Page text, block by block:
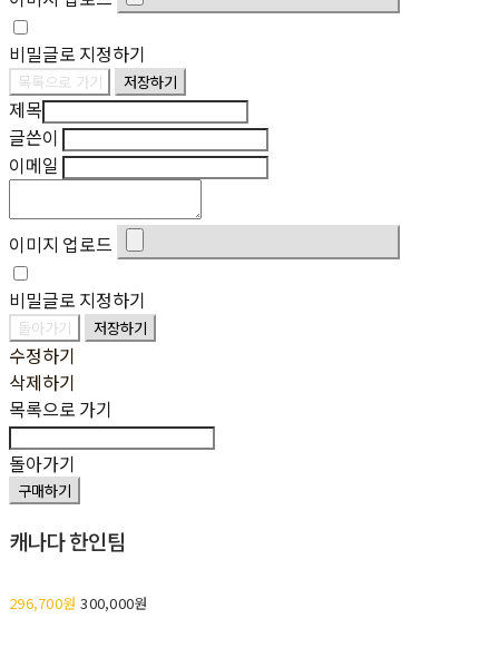
비밀글로 지정하기
목록으로 가기 저장하기
제목
글쓴이
이메일
이미지 업로드
비밀글로 지정하기
돌아가기 저장하기
수정하기
삭제하기
목록으로 가기
돌아가기
구매하기
캐나다 한인팀
296,700원300,000원